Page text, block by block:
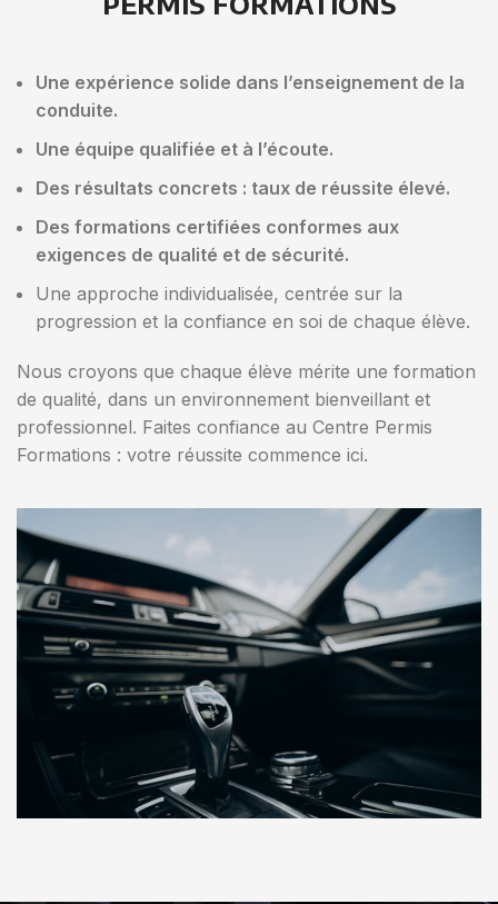
Une expérience solide dans l’enseignement de la
conduite.
Une équipe qualifiée et à l’écoute.
Des résultats concrets : taux de réussite élevé.
Des formations certifiées conformes aux
exigences de qualité et de sécurité.
Une approche individualisée, centrée sur la
progression et la confiance en soi de chaque élève.
Nous croyons que chaque élève mérite une formation
de qualité, dans un environnement bienveillant et
professionnel. Faites confiance au Centre Permis
Formations : votre réussite commence ici.